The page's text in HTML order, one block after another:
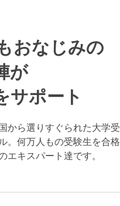
おなじみの
が
サポート
から選りすぐられた大学受
。何万人もの受験生を合格
エキスパート達です。